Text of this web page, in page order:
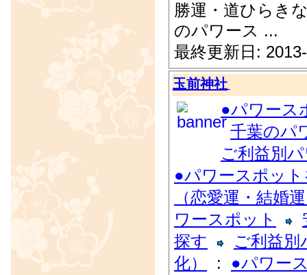
勝運・道ひらき
のパワース ...
最終更新日:
玉前神社
●パワース
千葉のパ
ご利益別
●パワースポッ
（恋愛運・結婚
ワースポット
探す
ご利益別
化）
: ●パワー